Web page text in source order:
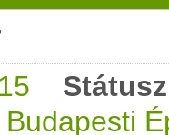
Budapesti